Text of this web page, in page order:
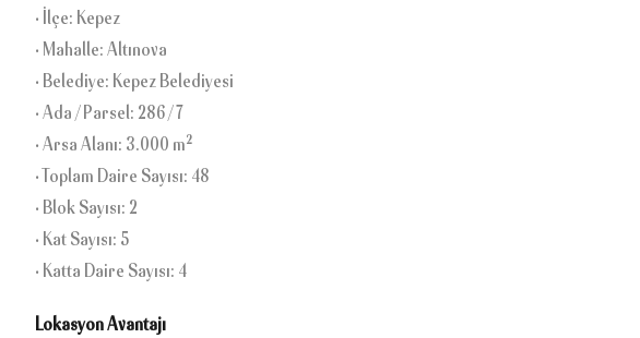
• İlçe: Kepez
• Mahalle: Altınova
• Belediye: Kepez Belediyesi
• Ada / Parsel: 286 / 7
• Arsa Alanı: 3.000 m²
• Toplam Daire Sayısı: 48
• Blok Sayısı: 2
• Kat Sayısı: 5
• Katta Daire Sayısı: 4
Lokasyon Avantajı